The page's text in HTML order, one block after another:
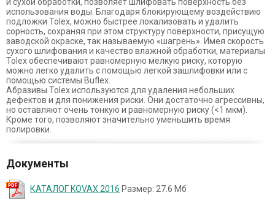
использования воды. Благодаря блокирующему воздействию
подложки Tolex, можно быстрее локализовать и удалить
сорность, сохраняя при этом структуру поверхности, присущую
заводской окраске, так называемую «шагрень». Имея скорость
сухого шлифования и качество влажной обработки, материалы
Tolex обеспечивают равномерную мелкую риску, которую
можно легко удалить с помощью легкой зашлифовки или с
помощью системы Buflex.
Абразивы Tolex используются для удаления небольших
дефектов и для понижения риски. Они достаточно агрессивны,
но оставляют очень тонкую и равномерную риску (<1 мкм).
Кроме того, позволяют значительно уменьшить время
полировки.
Документы
КАТАЛОГ KOVAX 2016 Размер: 27.6 Мб